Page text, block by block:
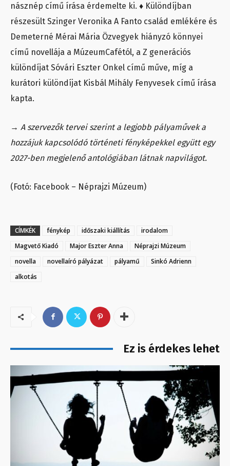
násznép című írása érdemelte ki. ♦ Különdíjban
részesült Szinger Veronika A Fanto család emlékére és
Demeterné Mérai Mária Özvegyek hiányzó könnyei
című novellája a MúzeumCafétól, a Z generációs
különdíjat Sóvári Eszter Onkel című műve, míg a
kurátori különdíjat Kisbál Mihály Fenyvesek című írása
kapta.
→ A szervezők tervei szerint a legjobb pályaművek a
hozzájuk kapcsolódó történeti fényképekkel együtt egy
2027-ben megjelenő antológiában látnak napvilágot.
(Fotó: Facebook – Néprajzi Múzeum)
CÍMKÉK fénykép időszaki kiállítás
irodalom
Magvető Kiadó
Major Eszter Anna
Néprajzi Múzeum
novella
novellaíró pályázat pályamű
Sinkó Adrienn
alkotás
Ez is érdekes lehet